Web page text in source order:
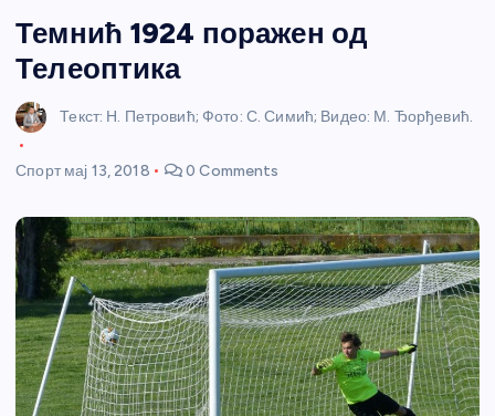
и портал
Темнић 1924 поражен од
Телеоптика
Текст: Н. Петровић; Фото: С. Симић; Видео: М. Ђорђевић.
Спорт мај 13, 2018 0 Comments